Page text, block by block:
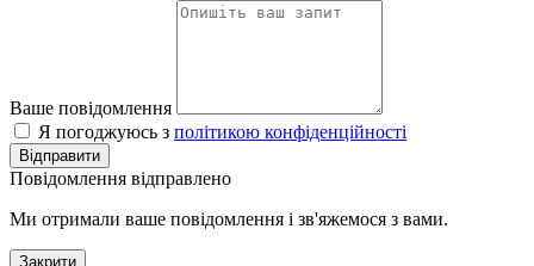
Ваше повідомлення
Я погоджуюсь з політикою конфіденційності
Відправити
Повідомлення відправлено
Ми отримали ваше повідомлення і зв'яжемося з вами.
Закрити